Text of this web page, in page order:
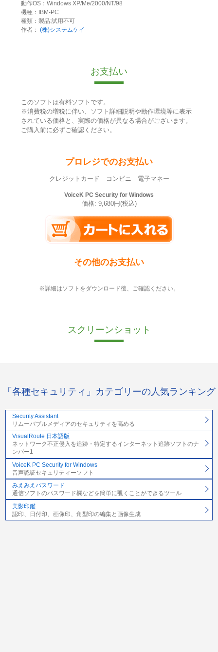
動作OS：Windows XP/Me/2000/NT/98
機種：IBM-PC
種類：製品:試用不可
作者： (株)システムケイ
お支払い
このソフトは有料ソフトです。
※消費税の増税に伴い、ソフト詳細説明や動作環境等に表示
されている価格と、実際の価格が異なる場合がございます。
ご購入前に必ずご確認ください。
プロレジでのお支払い
クレジットカード コンビニ 電子マネー
VoiceK PC Security for Windows
価格: 9,680円(税込)
その他のお支払い
※詳細はソフトをダウンロード後、ご確認ください。
スクリーンショット
「各種セキュリティ」カテゴリーの人気ランキング
Security Assistant
リムーバブルメディアのセキュリティを高める
VisualRoute 日本語版
ネットワーク不正侵入を追跡・特定するインターネット追跡ソフトのナ
ンバー1
VoiceK PC Security for Windows
音声認証セキュリティーソフト
みえみえパスワード
通信ソフトのパスワード欄などを簡単に覗くことができるツール
美影印鑑
認印、日付印、画像印、角型印の編集と画像生成